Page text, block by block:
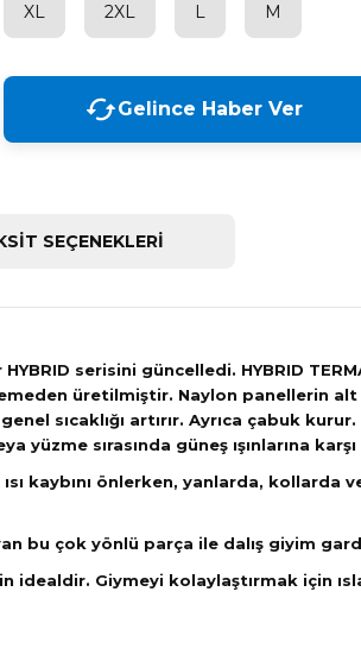
XL 2XL L M
Gelince Haber Ver
SEÇENEKLERİ
serisini güncelledi. HYBRID
üretilmiştir. Naylon panellerin alt
sıcaklığı artırır. Ayrıca çabuk kurur.
sırasında güneş ışınlarına
kaybını önlerken, yanlarda,
bu çok yönlü parça ile dalış giyim
Giymeyi kolaylaştırmak için